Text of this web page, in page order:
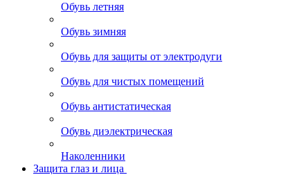
Обувь летняя
Обувь зимняя
Обувь для защиты от электродуги
Обувь для чистых помещений
Обувь антистатическая
Обувь диэлектрическая
Наколенники
Защита глаз и лица